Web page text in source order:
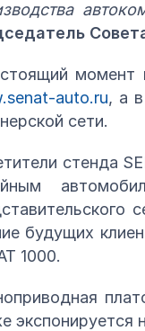
момент
auto.ru, а
сети.
стенда
будущих
1000.